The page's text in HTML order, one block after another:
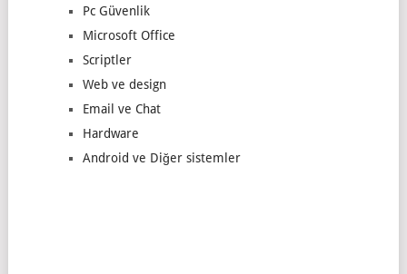
Pc Güvenlik
Microsoft Office
Scriptler
Web ve design
Email ve Chat
Hardware
Android ve Diğer sistemler